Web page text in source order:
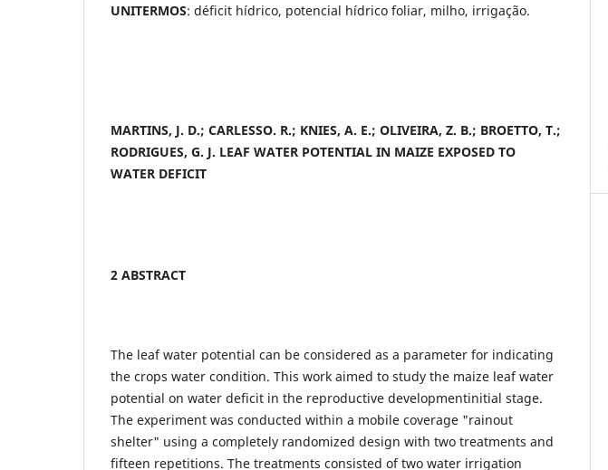
UNITERMOS: déficit hídrico, potencial hídrico foliar, milho, irrigação.
MARTINS, J. D.; CARLESSO. R.; KNIES, A. E.; OLIVEIRA, Z. B.; BROETTO, T.;
RODRIGUES, G. J. LEAF WATER POTENTIAL IN MAIZE EXPOSED TO
WATER DEFICIT
2 ABSTRACT
The leaf water potential can be considered as a parameter for indicating
the crops water condition. This work aimed to study the maize leaf water
potential on water deficit in the reproductive developmentinitial stage.
The experiment was conducted within a mobile coverage "rainout
shelter" using a completely randomized design with two treatments and
fifteen repetitions. The treatments consisted of two water irrigation